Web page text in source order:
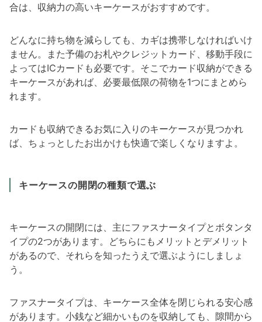
合は、収納力の高いキーケースがおすすめです。
どんなに持ち物を減らしても、カギは携帯しなければいけ
ません。また予備のお札やクレジットカード、移動手段に
よってはICカードも必要です。そこでカード収納ができる
キーケースがあれば、必要最低限の荷物を1つにまとめら
れます。
カードも収納できるお気に入りのキーケースが見つかれ
ば、ちょっとしたお出かけも快適で楽しくなりますよ。
キーケースの開閉の種類で選ぶ
キーケースの開閉には、主にファスナータイプとボタンタ
イプの2つがあります。どちらにもメリットとデメリット
があるので、それらを知ったうえで選ぶようにしましょ
う。
ファスナータイプは、キーケース全体を閉じられる安心感
があります。小銭など細かいものを収納しても、隙間から